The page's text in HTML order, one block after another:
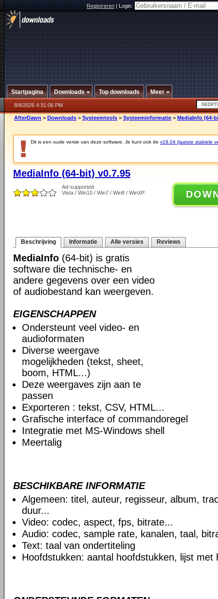
Registreren|Login:
Startpagina Downloads Top downloads Meer
8/8/2026 4:31:06 PM
AfterDawn > Downloads > Systeemtools > Systeeminformatie > MediaInfo (64-
Dit is een oude versie van deze software. Je kunt ook de v19.04 (laatste stabiele
MediaInfo (64-bit) v0.7.95
Ad-supported
Vista / Win10 / Win7 / Win8 / WinXP
Beschrijving Informatie Alle versies Reviews
MediaInfo (64-bit) is gratis
software die technische- en
andere gegevens over een video
of audiobestand kan weergeven.
EIGENSCHAPPEN
Ondersteunt veel video- en
audioformaten
Diverse weergave
mogelijkheden (tekst, sheet,
boom, HTML...)
Deze weergaves zijn aan te
passen
Exporteren : tekst, CSV, HTML...
Grafische interface of commandoregel
Integratie met MS-Windows shell
Meertalig
BESCHIKBARE INFORMATIE
Algemeen: titel, auteur, regisseur, album,
duur...
Video: codec, aspect, fps, bitrate...
Audio: codec, sample rate, kanalen, taal,
Text: taal van ondertiteling
Hoofdstukken: aantal hoofdstukken, lijst met